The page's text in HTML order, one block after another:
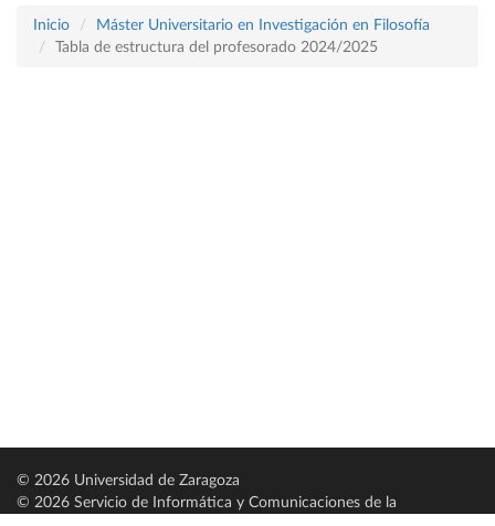
Inicio
Máster Universitario en Investigación en Filosofía
Tabla de estructura del profesorado 2024/2025
© 2026 Universidad de Zaragoza
© 2026 Servicio de Informática y Comunicaciones de la